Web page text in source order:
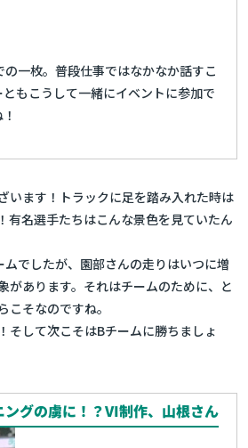
一枚。普段仕事ではなかなか話すこ
もこうして一緒にイベントに参加で
います！トラックに足を踏み入れた時は
有名選手たちはこんな景色を見ていたん
でしたが、園部さんの走りはいつに増
があります。それはチームのために、と
こそなのですね。
そして次こそはBチームに勝ちましょ
グの虜に！？VI制作、山根さん